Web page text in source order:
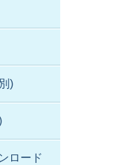
)
ロード